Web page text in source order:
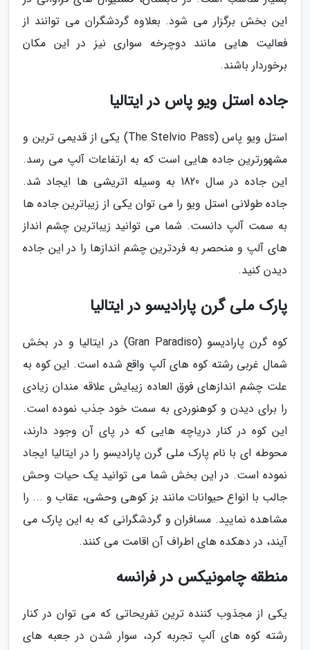
این بخش برگزار می شود. بعلاوه گردشگران می توانند از
فعالیت هایی مانند دوچرخه سواری نیز در این مکان
برخوردار باشند.
جاده استل ویو پاس در ایتالیا
استل ویو پاس (The Stelvio Pass) یکی از قدیمی ترین و
مشهورترین جاده هایی است که به ارتفاعات آلپ می رسد.
این جاده در سال 1820 به وسیله اتریشی ها ایجاد شد.
جاده طولانی استل ویو را می توان یکی از زیباترین جاده ها
به سمت آلپ دانست. شما می توانید زیباترین چشم انداز
های آلپ و منحصر به فردترین چشم اندازها را در این جاده
دیدن کنید.
پارک ملی گرن پارادیسو در ایتالیا
کوه گرن پارادیسو (Gran Paradiso) در ایتالیا و در بخش
شمال غربی رشته کوه های آلپ واقع شده است. این کوه به
علت چشم اندازهای فوق العاده زیبایش علاقه مندان زیادی
را برای دیدن و کوهنوردی به سمت خود جذب نموده است.
این کوه در کنار دریاچه هایی که در پای آن وجود دارند،
محوطه ای با نام پارک ملی گرن پارادیسو را در ایتالیا ایجاد
نموده است. در این بخش شما می توانید یک حیات وحش
جالب با انواع حیوانات مانند بز کوهی وحشی، عقاب و ... را
مشاهده نمایید. مسافران و گردشگرانی که به این پارک می
آیند، در دهکده های اطراف آن اقامت می کنند.
منطقه چامونیکس در فرانسه
یکی از مجذوب کننده ترین تفریحاتی که می توان در کنار
رشته کوه های آلپ تجربه کرد، سوار شدن در جعبه های